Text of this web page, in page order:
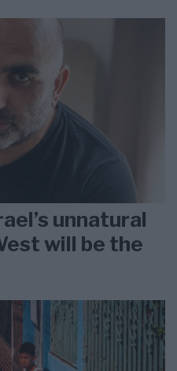
unnatural
will be the